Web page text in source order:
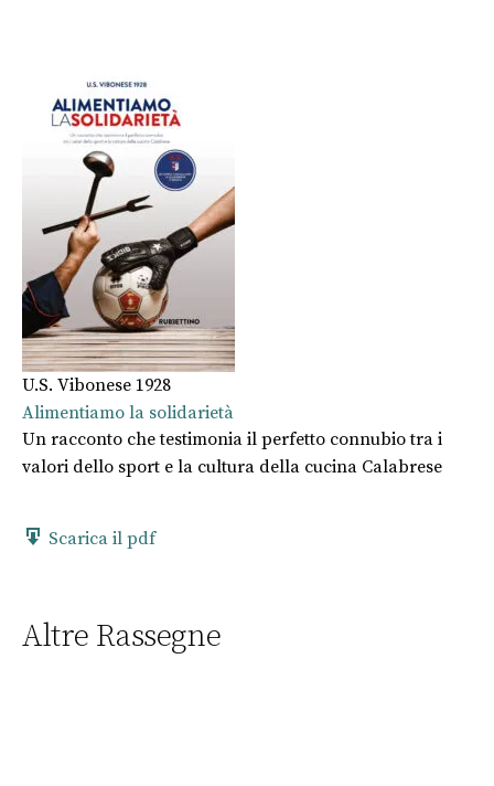
U.S. Vibonese 1928
Alimentiamo la solidarietà
Un racconto che testimonia il perfetto connubio tra i
valori dello sport e la cultura della cucina Calabrese
Scarica il pdf
Altre Rassegne